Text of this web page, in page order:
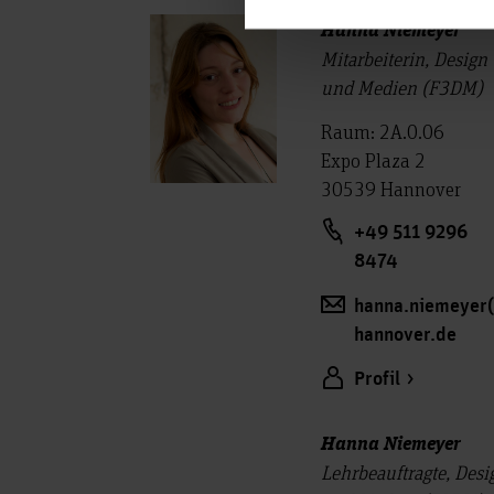
Hanna Niemeyer
Mitarbeiterin, Design
und Medien (F3DM)
Raum: 2A.0.06
Expo Plaza 2
30539 Hannover
+49 511 9296
8474
hannover.de
Profil
Hanna Niemeyer
Lehrbeauftragte,